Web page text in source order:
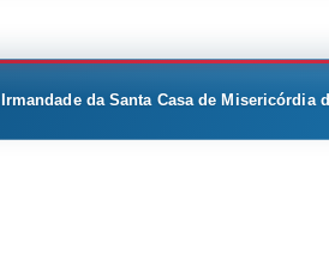
Irmandade da Santa Casa de Misericórdia